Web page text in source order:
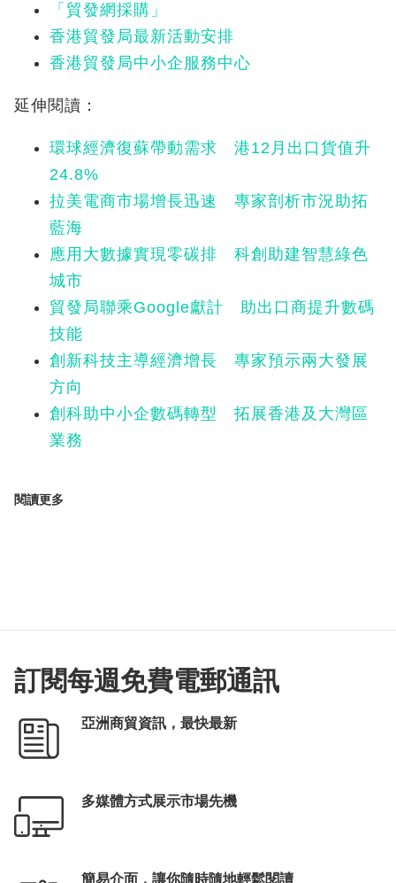
「貿發網採購」
香港貿發局最新活動安排
香港貿發局中小企服務中心
延伸閱讀：
環球經濟復蘇帶動需求 港12月出口貨值升
24.8%
拉美電商市場增長迅速 專家剖析市況助拓
藍海
應用大數據實現零碳排 科創助建智慧綠色
城市
貿發局聯乘Google獻計 助出口商提升數碼
技能
創新科技主導經濟增長 專家預示兩大發展
方向
創科助中小企數碼轉型 拓展香港及大灣區
業務
閱讀更多
訂閱每週免費電郵通訊
亞洲商貿資訊，最快最新
多媒體方式展示市場先機
簡易介面，讓你隨時隨地輕鬆閱讀